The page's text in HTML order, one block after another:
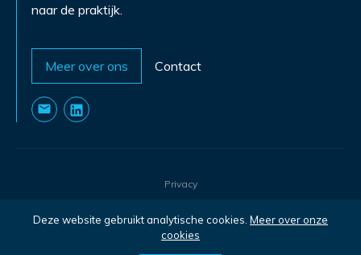
Deze website gebruikt analytische cookies. Meer over onze
cookies
naar de praktijk.
Meer over ons Contact
©2026- TKI Watertechnologie
Privacy